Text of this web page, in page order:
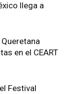
llega a
en el CEART
Festival